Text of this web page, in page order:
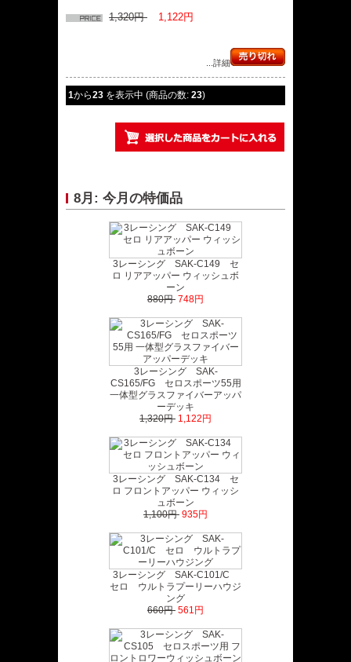
1,320円 1,122円
...詳細
1から23を表示中 (商品の数: 23)
8月: 今月の特価品
3レーシング SAK-C149 セ
ロ リアアッパー ウィッシュボ
ーン
880円 748円
3レーシング SAK-
CS165/FG セロスポーツ55用
一体型グラスファイバーアッパ
ーデッキ
1,320円 1,122円
3レーシング SAK-C134 セ
ロ フロントアッパー ウィッシ
ュボーン
1,100円 935円
3レーシング SAK-C101/C
セロ ウルトラプーリーハウジ
ング
660円 561円